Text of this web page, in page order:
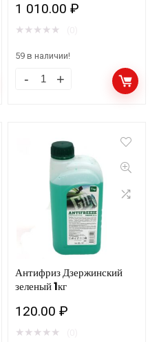
1 010.00₽
★ ★ ★ ★ ★
Антифриз
количество
59 в наличии!
Антифриз Дзержинский
зеленый 1кг
120.00₽
★ ★ ★ ★ ★